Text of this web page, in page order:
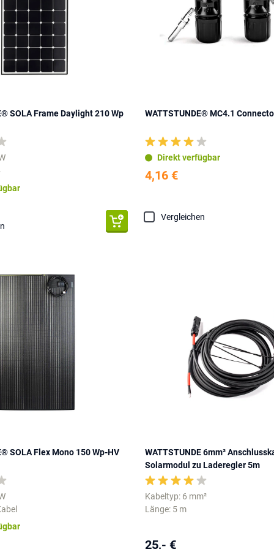
SOLA Frame Daylight 210 Wp WATTSTUNDE® MC4.1
Direkt verfügbar
4,16 €
Vergleichen
SOLA Flex Mono 150 Wp-HV
WATTSTUNDE 6mm²
Solarmodul zu Laderegler 5m
Kabeltyp: 6 mm²
Länge: 5 m
25,- €